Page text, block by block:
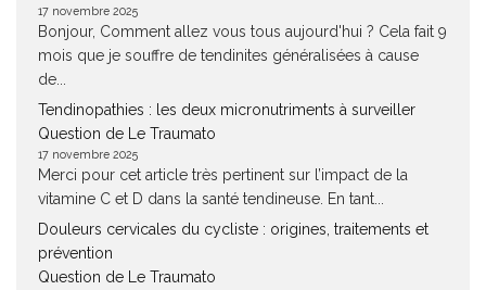
17 novembre 2025
Bonjour, Comment allez vous tous aujourd'hui ? Cela fait 9
mois que je souffre de tendinites généralisées à cause
de...
Tendinopathies : les deux micronutriments à surveiller
Question de Le Traumato
17 novembre 2025
Merci pour cet article très pertinent sur l’impact de la
vitamine C et D dans la santé tendineuse. En tant...
Douleurs cervicales du cycliste : origines, traitements et
prévention
Question de Le Traumato